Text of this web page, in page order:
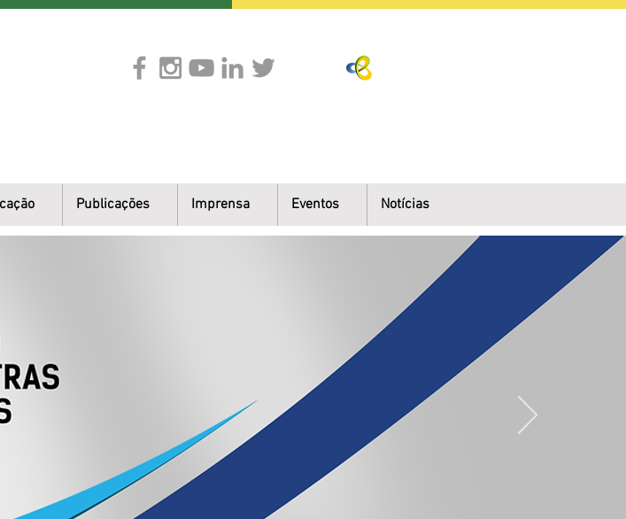
Publicações Imprensa Eventos Notícias